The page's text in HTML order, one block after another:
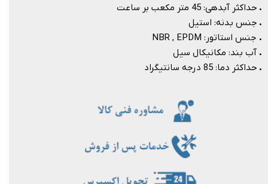
. حداکثر آبدهی: 45 متر مکعب بر ساعت
. جنس بدنه: استیل
. جنس استاتور: NBR , EPDM
. آب بند: مکانیکال سیل
. حداکثر دما: 85 درجه سانتیگراد